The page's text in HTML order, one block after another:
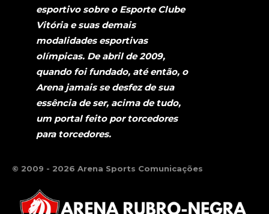
esportivo sobre o Esporte Clube
Vitória e suas demais
modalidades esportivas
olímpicas. De abril de 2009,
quando foi fundado, até então, o
Arena jamais se desfez de sua
essência de ser, acima de tudo,
um portal feito por torcedores
para torcedores.
© 2009 - 2026 Arena Sports Comunicações